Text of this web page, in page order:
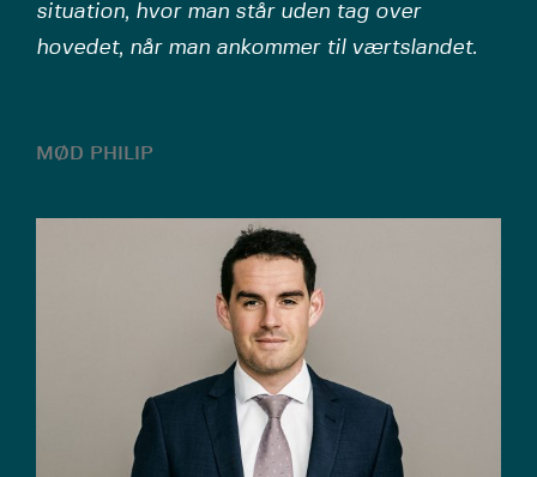
situation, hvor man står uden tag over
hovedet, når man ankommer til værtslandet.
MØD PHILIP